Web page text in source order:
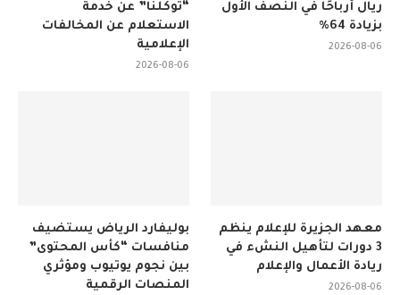
“توكلنا” عن خدمة
الاستعلام عن المخالفات
الإعلامية
2026-08-06
ريال أرباحًا في النصف الأول
بزيادة 64%
2026-08-06
بوليفارد الرياض يستضيف
منافسات “كأس المحتوى”
بين نجوم يوتيوب ومؤثري
المنصات الرقمية
معهد الجزيرة للإعلام ينظم
3 دورات لتأهيل النشء في
ريادة الأعمال والإعلام
2026-08-06